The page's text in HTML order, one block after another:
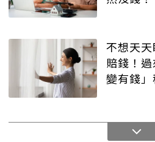
不想天
賠錢！
變有錢